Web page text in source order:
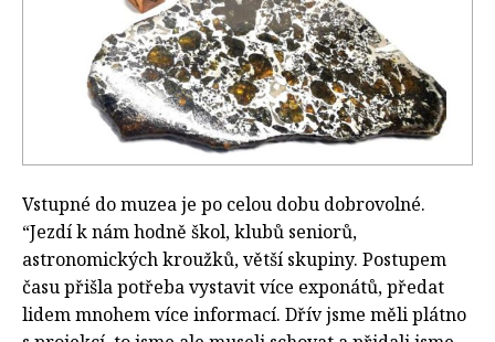
Vstupné do muzea je po celou dobu dobrovolné.
“Jezdí k nám hodně škol, klubů seniorů,
astronomických kroužků, větší skupiny. Postupem
času přišla potřeba vystavit více exponátů, předat
lidem mnohem více informací. Dřív jsme měli plátno